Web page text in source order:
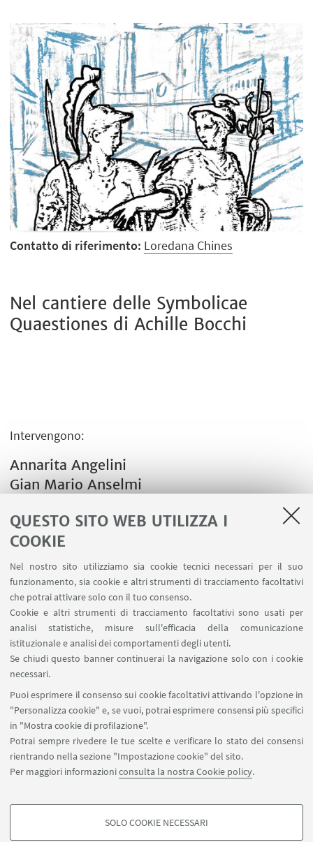
QUESTO SITO WEB UTILIZZA I
COOKIE
Nel nostro sito utilizziamo sia cookie tecnici necessari per il suo
funzionamento, sia cookie e altri strumenti di tracciamento facoltativi
che potrai attivare solo con il tuo consenso.
Cookie e altri strumenti di tracciamento facoltativi sono usati per
analisi statistiche, misure sull'efficacia della comunicazione
istituzionale e analisi dei comportamenti degli utenti.
Se chiudi questo banner continuerai la navigazione solo con i cookie
necessari.
Puoi esprimere il consenso sui cookie facoltativi attivando l'opzione in
"Personalizza cookie" e, se vuoi, potrai esprimere consensi più specifici
in "Mostra cookie di profilazione".
Potrai sempre rivedere le tue scelte e verificare lo stato dei consensi
rientrando nella sezione "Impostazione cookie" del sito.
Per maggiori informazioniconsulta la nostra Cookie policy.
COOKIE DI PROFILAZIONE - FACOLTATIVI
SOLO COOKIE NECESSARI
Contatto di riferimento: Loredana Chines
Nel cantiere delle Symbolicae
Quaestiones di Achille Bocchi
Intervengono:
Annarita Angelini
Gian Mario Anselmi
Loredana Chines
LINK UTILI
Contatti
Area riservata
SEGUI UNIBO SU:
APP: